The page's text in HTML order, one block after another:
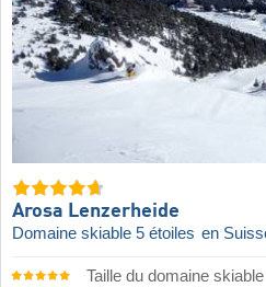
Arosa Lenzerheide
Domaine skiable 5 étoiles en
Taille du domaine skiable